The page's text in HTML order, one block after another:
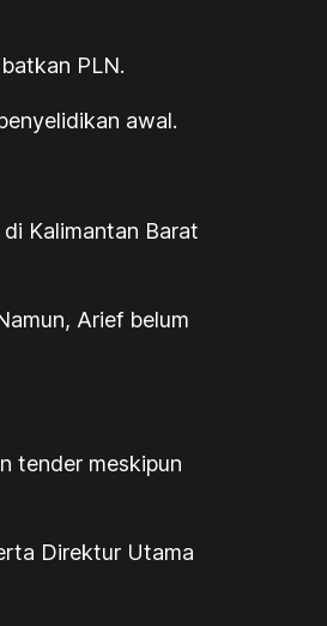
PLN.
awal.
Kalimantan Barat
Arief belum
tender meskipun
Direktur Utama